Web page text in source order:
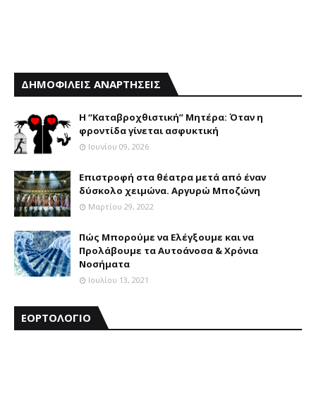
ΔΗΜΟΦΙΛΕΙΣ ΑΝΑΡΤΗΣΕΙΣ
Η “Καταβροχθιστική” Mητέρα: Όταν η
φροντίδα γίνεται ασφυκτική
Ιουνίου 09, 2026
Επιστροφή στα θέατρα μετά από έναν
δύσκολο χειμώνα. Αργυρώ Μποζώνη
Μαρτίου 29, 2022
Πώς Μπορούμε να Ελέγξουμε και να
Προλάβουμε τα Αυτοάνοσα & Χρόνια
Νοσήματα
Ιουλίου 13, 2021
ΕΟΡΤΟΛΟΓΙΟ